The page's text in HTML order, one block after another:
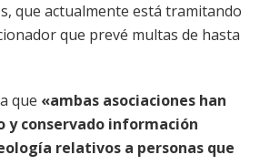
que actualmente está tramitando
que prevé multas de hasta
que «ambas asociaciones han
y conservado información
relativos a personas que